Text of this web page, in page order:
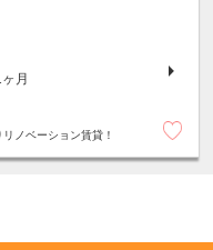
ヶ月
ノベーション賃貸！